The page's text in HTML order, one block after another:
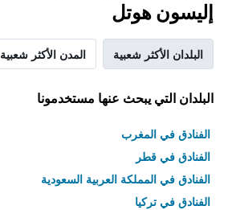
إليسون هوتل
البلدان الأكثر شعبية المدن الأكثر شعبية
البلدان التي يبحث عنها مستخدمونا
الفنادق في المغرب
الفنادق في قطر
الفنادق في المملكة العربية السعودية
الفنادق في تركيا